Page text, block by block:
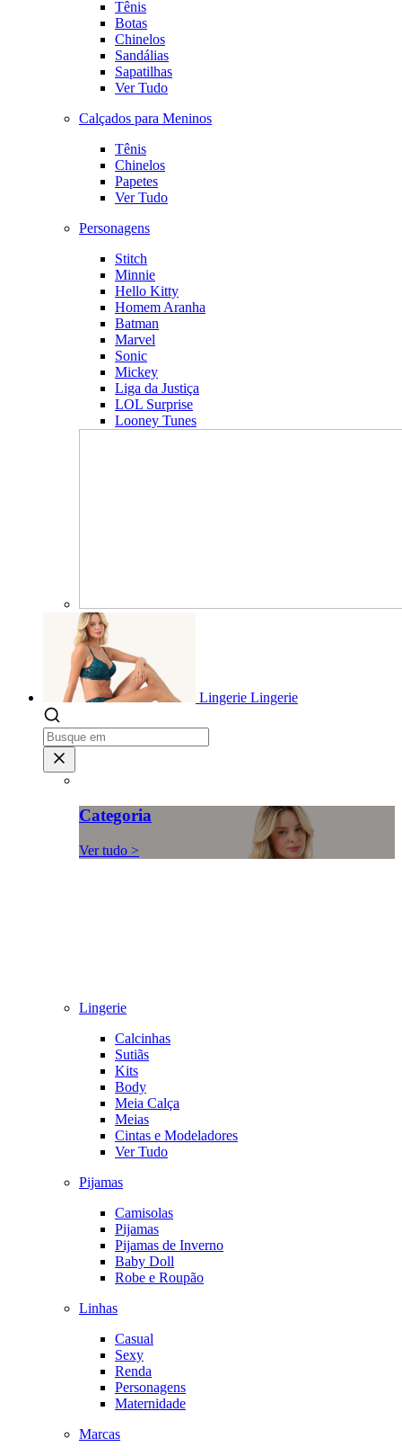
Tênis
Botas
Chinelos
Sandálias
Sapatilhas
Ver Tudo
Calçados para Meninos
Tênis
Chinelos
Papetes
Ver Tudo
Personagens
Stitch
Minnie
Hello Kitty
Homem Aranha
Batman
Marvel
Sonic
Mickey
Liga da Justiça
LOL Surprise
Looney Tunes
Lingerie Lingerie
Categoria
Ver tudo >
Lingerie
Calcinhas
Sutiãs
Kits
Body
Meia Calça
Meias
Cintas e Modeladores
Ver Tudo
Pijamas
Camisolas
Pijamas
Pijamas de Inverno
Baby Doll
Robe e Roupão
Linhas
Casual
Sexy
Renda
Personagens
Maternidade
Marcas